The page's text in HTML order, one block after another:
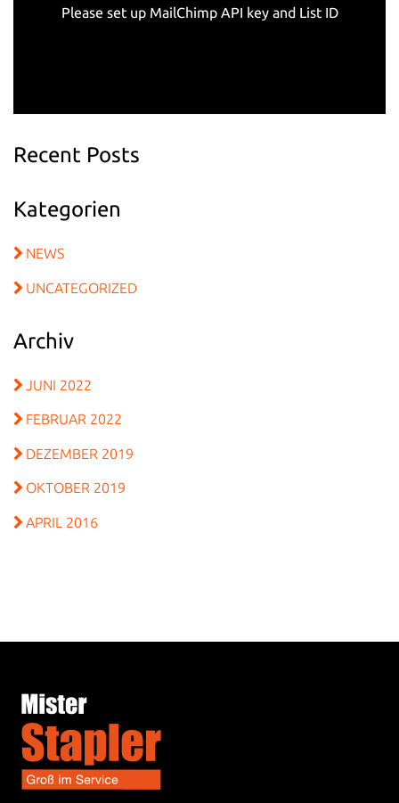
Please set up MailChimp API key and List ID
Recent Posts
Kategorien
NEWS
UNCATEGORIZED
Archiv
JUNI 2022
FEBRUAR 2022
DEZEMBER 2019
OKTOBER 2019
APRIL 2016